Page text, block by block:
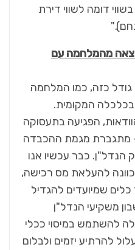
דומה לשווי דירת
מהמלחמה עם
גודל כזה, כמו המלחמה
המקומית.
הפגיעה בתעסוקה
מתגברת מגמת ההכבדה
הנדל"ן. כבר עכשיו אנו
להעלאת מס רכישה,
שמיועדים להגדיל
משקיעי הנדל"ן
להשתמש במיסוי ככלי
להרתיע יזמים ולבלום